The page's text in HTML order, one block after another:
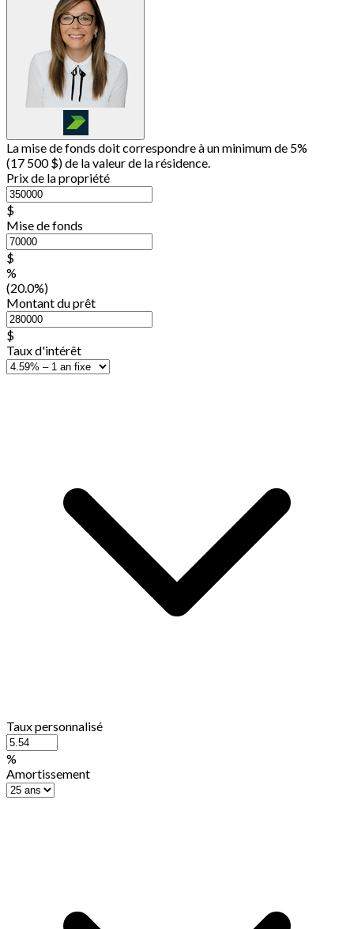
La mise de fonds doit correspondre à un minimum de 5%
(17 500 $) de la valeur de la résidence.
Prix de la propriété
$
Mise de fonds
$
%
(20.0%)
Montant du prêt
$
Taux d'intérêt
Taux personnalisé
%
Amortissement